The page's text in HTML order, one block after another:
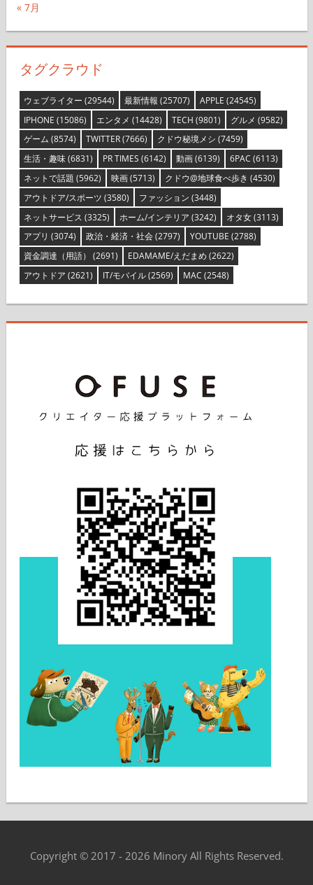
« 7月
タグクラウド
ウェブライター (29544) 最新情報 (25707) APPLE (24545)
IPHONE (15086) エンタメ (14428) TECH (9801) グルメ (9582)
ゲーム (8574) TWITTER(7666) クドウ秘境メシ (7459)
生活・趣味(6831) PR TIMES (6142) 動画(6139) 6PAC (6113)
ネットで話題 (5962) 映画(5713) クドウ@地球食べ歩き (4530)
アウトドア/スポーツ (3580) ファッション (3448)
ネットサービス (3325) ホーム/インテリア (3242) オタ女(3113)
アプリ (3074) 政治・経済・社会(2797) YOUTUBE (2788)
資金調達（用語） (2691) EDAMAME/えだまめ (2622)
アウトドア (2621) IT/モバイル(2569) MAC (2548)
Copyright © 2017 - 2026 Minory All Rights Reserved.